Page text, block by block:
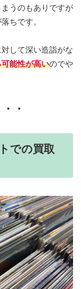
うのもありですが
ちです。
して深い造詣がな
能性が高いのでや
・
での買取